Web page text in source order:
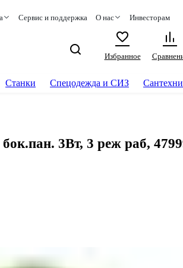
Сервис и поддержка О нас Инвесторам
Избранное
Станки Спецодежда и СИЗ
3Вт, 3 реж раб,